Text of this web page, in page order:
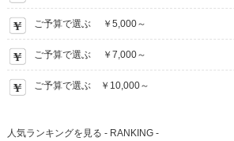
ご予算で選ぶ ￥5,000～
ご予算で選ぶ ￥7,000～
ご予算で選ぶ ￥10,000～
人気ランキングを見る - RANKING -